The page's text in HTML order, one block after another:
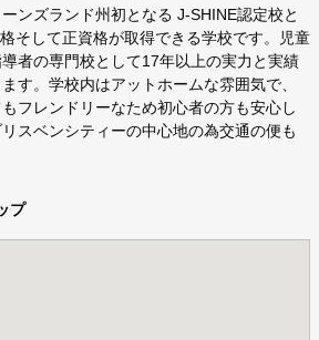
ンズランド州初となる J-SHINE認定校と
そして正資格が取得できる学校です。児童
者の専門校として17年以上の実力と実績
す。学校内はアットホームな雰囲気で、
フレンドリーなため初心者の方も安心し
スベンシティーの中心地の為交通の便も
プ